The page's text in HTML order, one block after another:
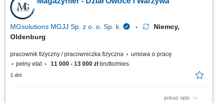
zebrany towar wg pozycji usłyszanej w słuchawce; Praca w dziale
owoców i warzyw (od poniedziałku do niedzieli, sobota wolna + 1 dzień w
tygodniu,...
MGsolutions MGJJ Sp. z o. o. Sp. k.
Niemcy,
Oldenburg
pracownik fizyczny / pracowniczka fizyczna
umowa o pracę
pełny etat
11 000 - 13 000 złbrutto/mies.
1 dni
pokaż opis